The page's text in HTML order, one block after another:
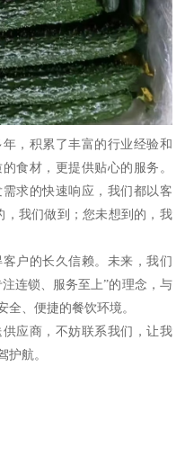
，积累了丰富的行业经验和
食材，更提供贴心的服务。
求的快速响应，我们都以客
，我们做到；您未想到的，我
户的长久信赖。未来，我们
连锁、服务至上”的理念，与
全、便捷的餐饮环境。
应商，不妨联系我们，让我
护航。